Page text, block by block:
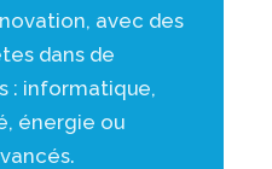
avec des
dans de
: informatique,
énergie ou